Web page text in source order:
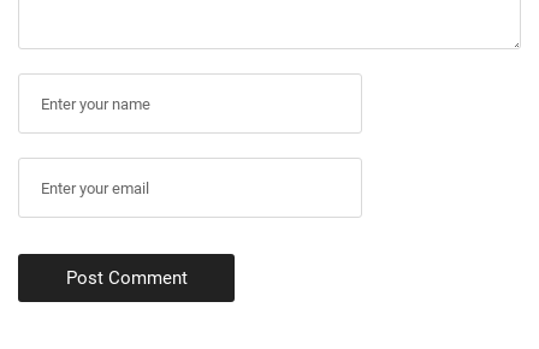
Post Comment